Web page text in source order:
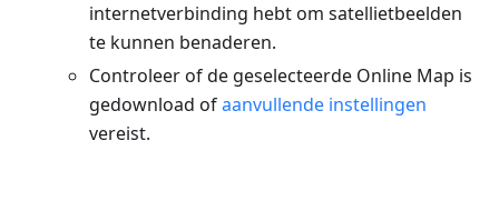
internetverbinding hebt om satellietbeelden
te kunnen benaderen.
Controleer of de geselecteerde Online Map is
gedownload ofaanvullende instellingen
vereist.